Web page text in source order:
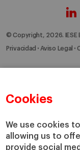
Cookies
We use cookies
allowing us to
provide social
© Copyright, 2026. IESE
Privacidad Aviso Legal